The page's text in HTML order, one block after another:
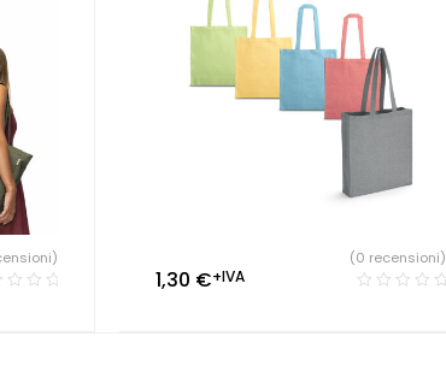
1,30 €+IVA
(0 recensioni)